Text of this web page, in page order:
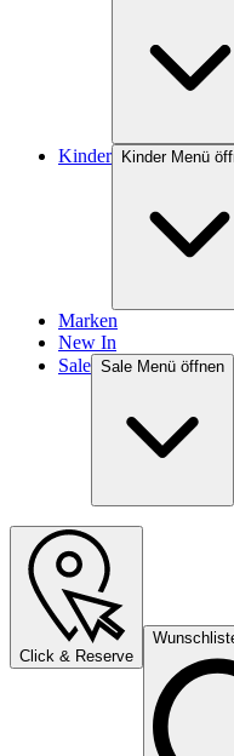
Kinder Kinder Menü
Marken
New In
Sale Sale Menü öffnen
Click & Reserve